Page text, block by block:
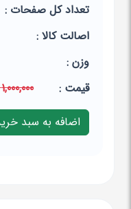
تعداد کل صفحات :
اصالت کالا :
وزن :
قيمت :
1,000,000 ریال